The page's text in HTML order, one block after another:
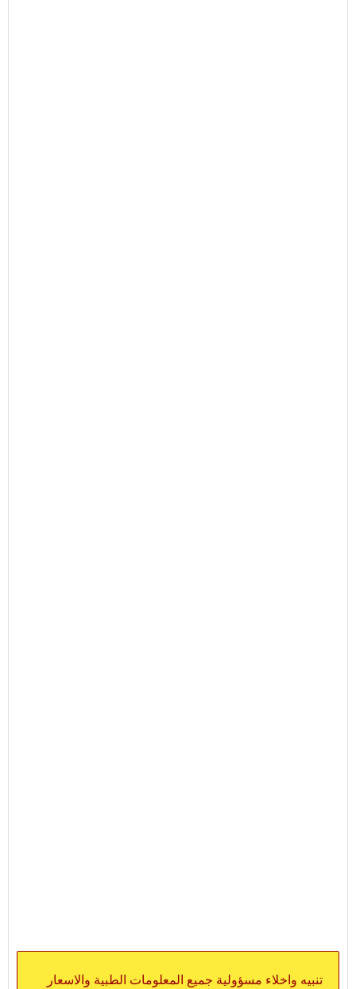
تنبيه واخلاء مسؤولية جميع المعلومات الطبية والاسعار